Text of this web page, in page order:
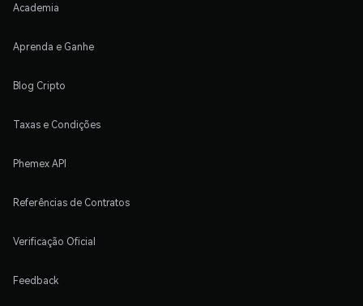
Academia
Aprenda e Ganhe
Blog Cripto
Taxas e Condições
Phemex API
Referências de Contratos
Verificação Oficial
Feedback